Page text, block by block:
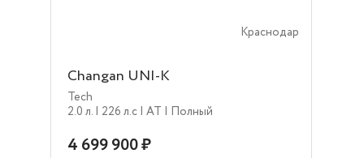
Краснодар
Changan UNI-K
Tech
2.0 л. | 226 л.c | AT | Полный
4 699 900 ₽